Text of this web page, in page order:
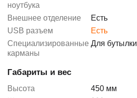
ноутбука
Внешнее отделение
Есть
USB разъем
Есть
Специализированные
карманы
Для бутылки
Габариты и вес
Высота
450 мм